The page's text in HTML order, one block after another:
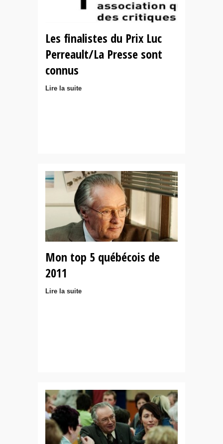
Les finalistes du Prix Luc
Perreault/La Presse sont
connus
Lire la suite
Mon top 5 québécois de
2011
Lire la suite